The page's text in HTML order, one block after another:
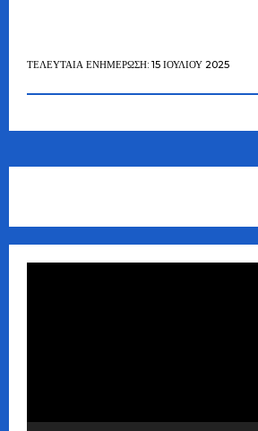
ΤΕΛΕΥΤΑΊΑ ΕΝΗΜΈΡΩΣΗ: 15 ΙΟΥΛΊΟΥ 2025